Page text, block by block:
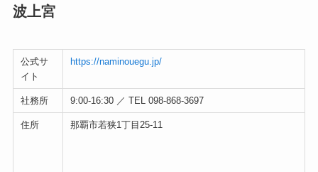
波上宮
公式サ
イト
https://naminouegu.jp/
社務所 9:00-16:30 ／ TEL 098-868-3697
住所 那覇市若狭1丁目25-11